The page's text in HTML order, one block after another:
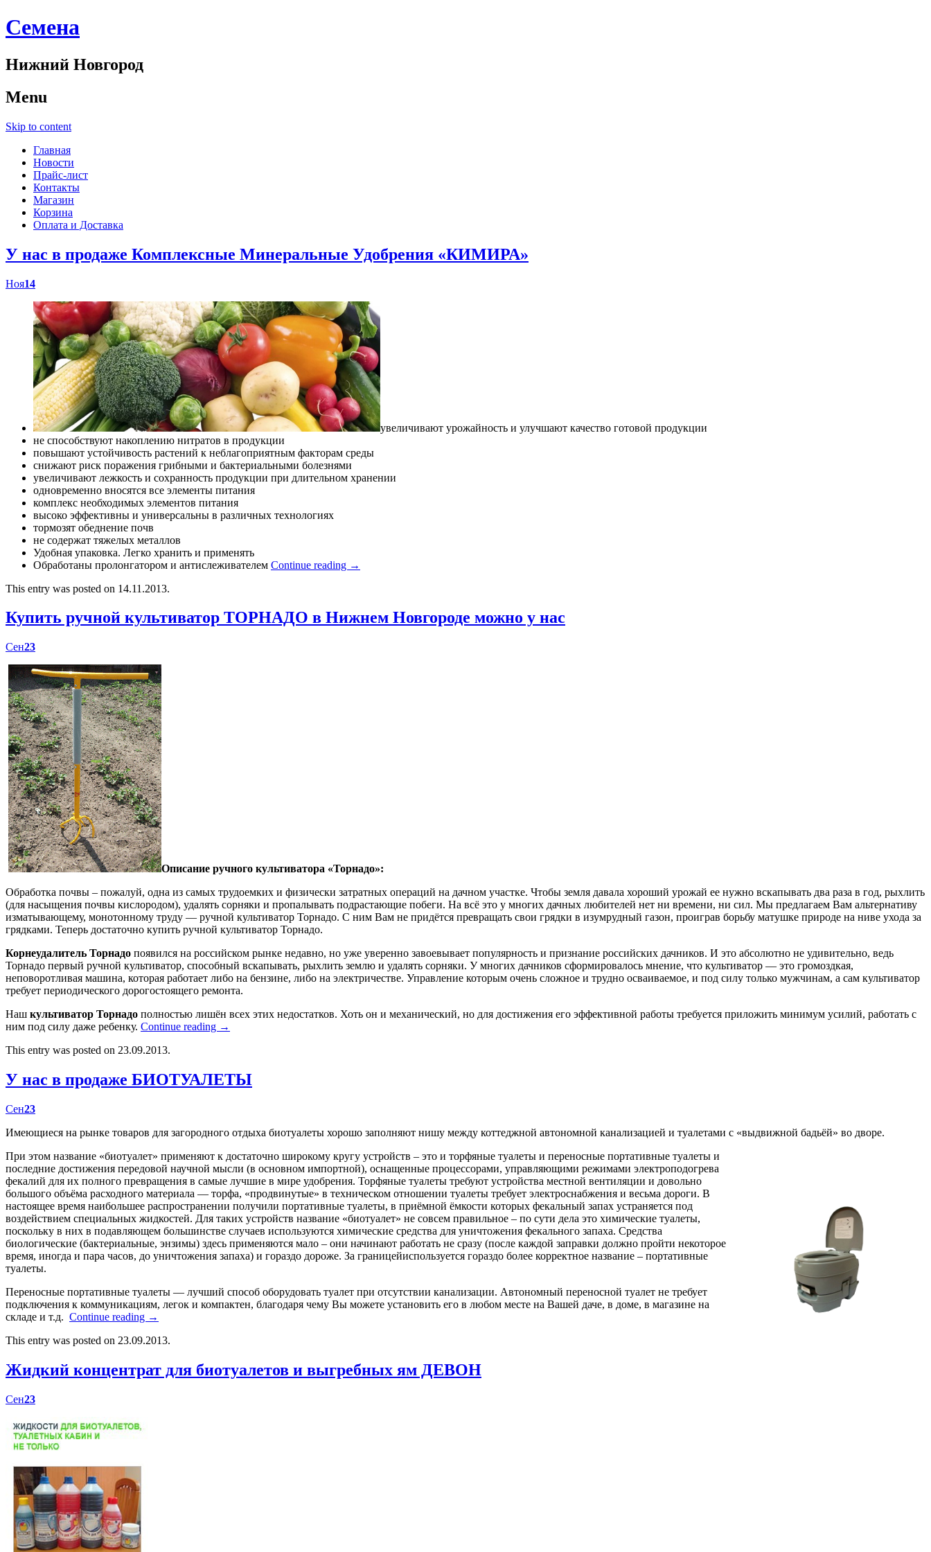
Cемена
Нижний Новгород
Menu
Skip to content
Главная
Новости
Прайс-лист
Контакты
Магазин
Корзина
Оплата и Доставка
У нас в продаже Комплексные Минеральные Удобрения «КИМИРА»
Ноя14
увеличивают урожайность и улучшают качество готовой продукции
не способствуют накоплению нитратов в продукции
повышают устойчивость растений к неблагоприятным факторам среды
снижают риск поражения грибными и бактериальными болезнями
увеличивают лежкость и сохранность продукции при длительном хранении
одновременно вносятся все элементы питания
комплекс необходимых элементов питания
высоко эффективны и универсальны в различных технологиях
тормозят обеднение почв
не содержат тяжелых металлов
Удобная упаковка. Легко хранить и применять
Обработаны пролонгатором и антислеживателем Continue reading →
This entry was posted on 14.11.2013.
Купить ручной культиватор ТОРНАДО в Нижнем Новгороде можно у нас
Сен23
Описание ручного культиватора «Торнадо»:
Обработка почвы – пожалуй, одна из самых трудоемких и физически затратных операций на дачном участке. Чтобы земля давала хороший урожай ее нужно вскапывать два раза в год, рыхлить
(для насыщения почвы кислородом), удалять сорняки и пропалывать подрастающие побеги. На всё это у многих дачных любителей нет ни времени, ни сил. Мы предлагаем Вам альтернативу
изматывающему, монотонному труду — ручной культиватор Торнадо. С ним Вам не придётся превращать свои грядки в изумрудный газон, проиграв борьбу матушке природе на ниве ухода за
грядками. Теперь достаточно купить ручной культиватор Торнадо.
Корнеудалитель Торнадо появился на российском рынке недавно, но уже уверенно завоевывает популярность и признание российских дачников. И это абсолютно не удивительно, ведь
Торнадо первый ручной культиватор, способный вскапывать, рыхлить землю и удалять сорняки. У многих дачников сформировалось мнение, что культиватор — это громоздкая,
неповоротливая машина, которая работает либо на бензине, либо на электричестве. Управление которым очень сложное и трудно осваиваемое, и под силу только мужчинам, а сам культиватор
требует периодического дорогостоящего ремонта.
Наш культиватор Торнадо полностью лишён всех этих недостатков. Хоть он и механический, но для достижения его эффективной работы требуется приложить минимум усилий, работать с
ним под силу даже ребенку. Continue reading →
This entry was posted on 23.09.2013.
У нас в продаже БИОТУАЛЕТЫ
Сен23
Имеющиеся на рынке товаров для загородного отдыха биотуалеты хорошо заполняют нишу между коттеджной автономной канализацией и туалетами с «выдвижной бадьёй» во дворе.
При этом название «биотуалет» применяют к достаточно широкому кругу устройств – это и торфяные туалеты и переносные портативные туалеты и
последние достижения передовой научной мысли (в основном импортной), оснащенные процессорами, управляющими режимами электроподогрева
фекалий для их полного превращения в самые лучшие в мире удобрения. Торфяные туалеты требуют устройства местной вентиляции и довольно
большого объёма расходного материала — торфа, «продвинутые» в техническом отношении туалеты требует электроснабжения и весьма дороги. В
настоящее время наибольшее распространении получили портативные туалеты, в приёмной ёмкости которых фекальный запах устраняется под
воздействием специальных жидкостей. Для таких устройств название «биотуалет» не совсем правильное – по сути дела это химические туалеты,
поскольку в них в подавляющем большинстве случаев используются химические средства для уничтожения фекального запаха. Средства
биологические (бактериальные, энзимы) здесь применяются мало – они начинают работать не сразу (после каждой заправки должно пройти некоторое
время, иногда и пара часов, до уничтожения запаха) и гораздо дороже. За границейиспользуется гораздо более корректное название – портативные
туалеты.
Переносные портативные туалеты — лучший способ оборудовать туалет при отсутствии канализации. Автономный переносной туалет не требует
подключения к коммуникациям, легок и компактен, благодаря чему Вы можете установить его в любом месте на Вашей даче, в доме, в магазине на
складе и т.д. Continue reading →
This entry was posted on 23.09.2013.
Жидкий концентрат для биотуалетов и выгребных ям ДЕВОН
Сен23